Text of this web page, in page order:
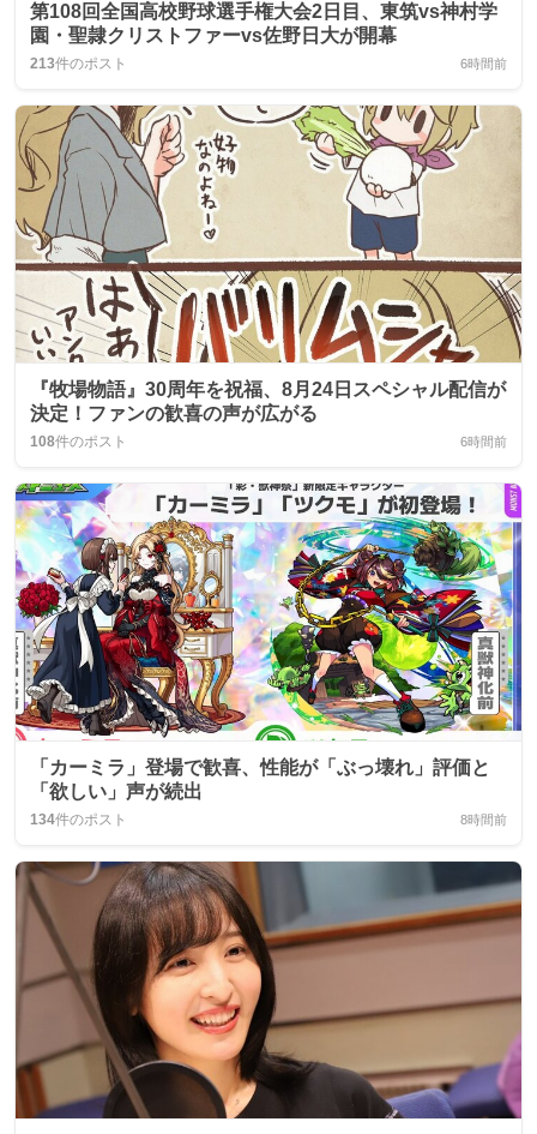
第108回全国高校野球選手権大会2日目、東筑vs神村学
園・聖隷クリストファーvs佐野日大が開幕
213件のポスト 6時間前
『牧場物語』30周年を祝福、8月24日スペシャル配信が
決定！ファンの歓喜の声が広がる
108件のポスト 6時間前
「カーミラ」登場で歓喜、性能が「ぶっ壊れ」評価と
「欲しい」声が続出
134件のポスト 8時間前